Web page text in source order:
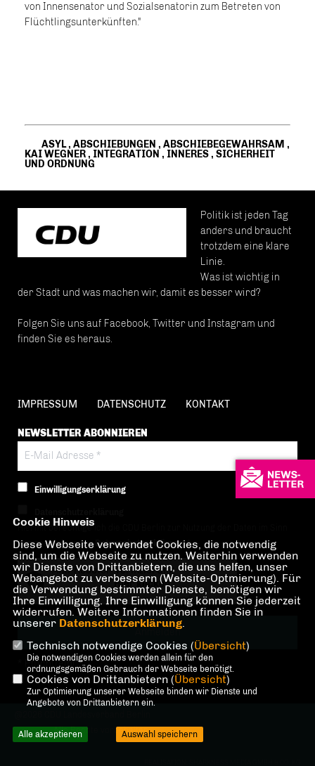
von Innensenator und Sozialsenatorin zum Betreten von
Flüchtlingsunterkünften."
ASYL, ABSCHIEBUNGEN , ABSCHIEBEGEWAHRSAM ,
KAI WEGNER, INTEGRATION , INNERES, SICHERHEIT
UND ORDNUNG
Politik ist jeden Tag
anders und braucht
trotzdem eine klare
Linie.
Was ist wichtig in
der Stadt und was machen wir, damit es besser wird?
Folgen Sie uns auf Facebook, Twitter und Instagram und
finden Sie es heraus.
IMPRESSUM DATENSCHUTZ KONTAKT
NEWSLETTER ABONNIEREN
Einwilligungserklärung
Hiermit berechtige ich die CDU Berlin zur Nutzung der Daten im Sinn
der nachfolgenden Datenschutzerklärung.*
Anti-Roboter-Verifizierung
Hier klicken
Friendly Captcha ⇗
* Pflichtfeld!
Alle Rechte vorbehalten.
Cookie Hinweis
Diese Webseite verwendet Cookies, die notwendig
sind, um die Webseite zu nutzen. Weiterhin verwenden
wir Dienste von Drittanbietern, die uns helfen, unser
Webangebot zu verbessern (Website-Optmierung). Für
die Verwendung bestimmter Dienste, benötigen wir
Ihre Einwilligung. Ihre Einwilligung können Sie jederzeit
widerrufen. Weitere Informationen finden Sie in
unserer Datenschutzerklärung.
Technisch notwendige Cookies (Übersicht)
Die notwendigen Cookies werden allein für den
ordnungsgemäßen Gebrauch der Webseite benötigt.
Cookies von Drittanbietern (Übersicht)
Zur Optimierung unserer Webseite binden wir Dienste und
Angebote von Drittanbietern ein.
Alle akzeptieren Auswahl speichern